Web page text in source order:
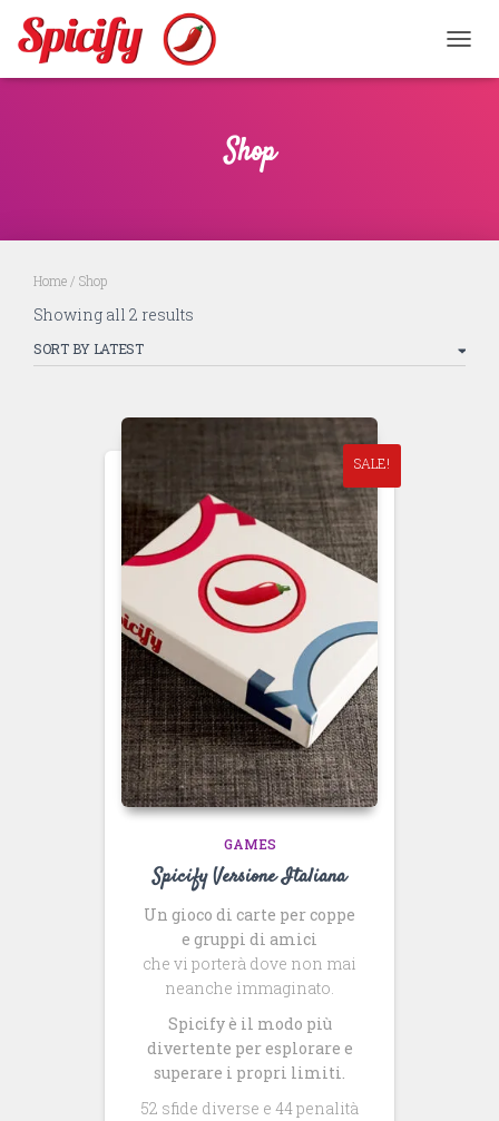
Shop
Home / Shop
Showing all 2 results
latest
SALE!
GAMES
Spicify Versione Italiana
Un gioco di carte per coppe
e gruppi di amici
che vi porterà dove non mai
neanche immaginato.
Spicify è il modo più
divertente per esplorare e
superare i propri limiti.
52 sfide diverse e 44 penalità